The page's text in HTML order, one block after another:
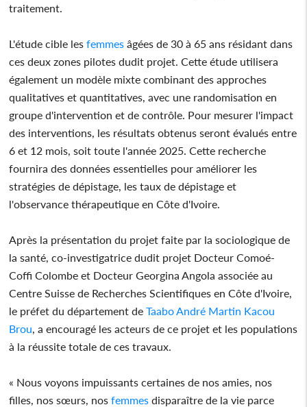
traitement.
L'étude cible les femmes âgées de 30 à 65 ans résidant dans
ces deux zones pilotes dudit projet. Cette étude utilisera
également un modèle mixte combinant des approches
qualitatives et quantitatives, avec une randomisation en
groupe d'intervention et de contrôle. Pour mesurer l'impact
des interventions, les résultats obtenus seront évalués entre
6 et 12 mois, soit toute l'année 2025. Cette recherche
fournira des données essentielles pour améliorer les
stratégies de dépistage, les taux de dépistage et
l'observance thérapeutique en Côte d'Ivoire.
Après la présentation du projet faite par la sociologique de
la santé, co-investigatrice dudit projet Docteur Comoé-
Coffi Colombe et Docteur Georgina Angola associée au
Centre Suisse de Recherches Scientifiques en Côte d'Ivoire,
le préfet du département deTaabo André Martin Kacou
Brou , a encouragé les acteurs de ce projet et les populations
à la réussite totale de ces travaux.
« Nous voyons impuissants certaines de nos amies, nos
filles, nos sœurs, nos femmes disparaître de la vie parce